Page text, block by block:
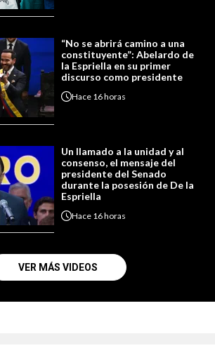
“No se abrirá camino a una
constituyente”: Abelardo de
la Espriella en su primer
discurso como presidente
Hace 16 horas
Un llamado a la unidad y al
consenso, el mensaje del
presidente del Senado
durante la posesión de De la
Espriella
Hace 16 horas
VER MÁS VIDEOS